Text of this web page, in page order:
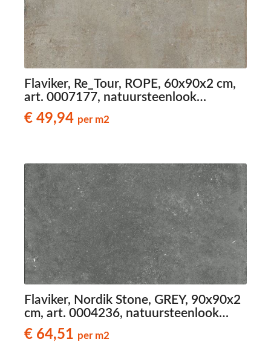
Flaviker, Re_Tour, ROPE, 60x90x2 cm,
art. 0007177, natuursteenlook
terrastegels
€ 49,94 per m2
Flaviker, Nordik Stone, GREY, 90x90x2
cm, art. 0004236, natuursteenlook
terrastegels
€ 64,51 per m2